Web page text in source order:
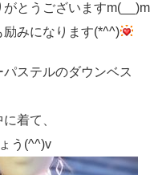
とうございますm(__)m
みになります(*^^)
ステルのダウンベス
着て、
う(^^)v